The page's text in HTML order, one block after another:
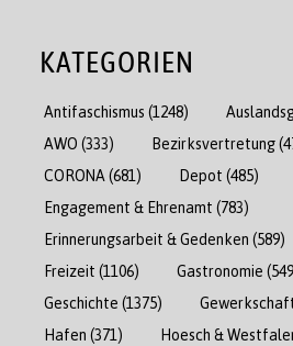
KATEGORIEN
Antifaschismus (1248)
AWO (333) Bezirksvertretung
CORONA (681) Depot (485)
Engagement & Ehrenamt (783)
Erinnerungsarbeit & Gedenken (589)
Freizeit (1106) Gastronomie
Geschichte (1375)
Hafen (371) Hoesch &